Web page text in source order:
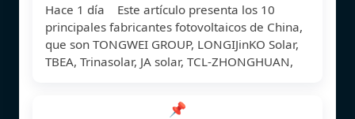
Hace 1 día Este artículo presenta los 10
principales fabricantes fotovoltaicos de China,
que son TONGWEI GROUP, LONGIJinKO Solar,
TBEA, Trinasolar, JA solar, TCL-ZHONGHUAN,
📌